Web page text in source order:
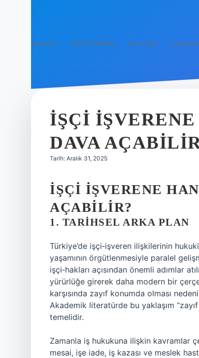
Anasayfa Gizlilik Politikası Yasal Uyarı
İŞÇI
DAVA
Tarih: Aralık 31, 2025
İŞÇI İŞVERENE
AÇABILIR?
1. TARIHSEL ARKA PLAN
Türkiye’de işçi‑işveren ilişkilerinin
yaşamının örgütlenmesiyle paralel
işçi‑hakları açısından önemli adımlar
yürürlüğe girerek daha modern bir
karşısında zayıf konumda olması
Akademik literatürde bu yaklaşım
temelidir.
Zamanla iş hukukuna ilişkin kavramlar
mesai, işe iade, iş kazası ve meslek